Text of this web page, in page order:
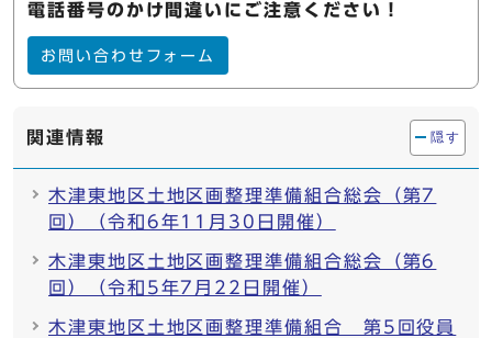
電話番号のかけ間違いにご注意ください！
お問い合わせフォーム
関連情報 隠す
木津東地区土地区画整理準備組合総会（第7
回）（令和6年11月30日開催）
木津東地区土地区画整理準備組合総会（第6
回）（令和5年7月22日開催）
木津東地区土地区画整理準備組合 第5回役員